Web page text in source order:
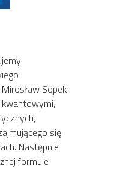
Sopek
kwantowymi,
się
Następnie
formule